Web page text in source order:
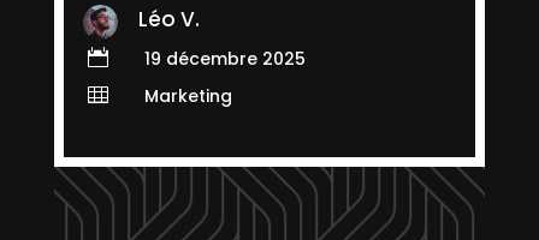
Léo V.
 19 décembre 2025
 Marketing